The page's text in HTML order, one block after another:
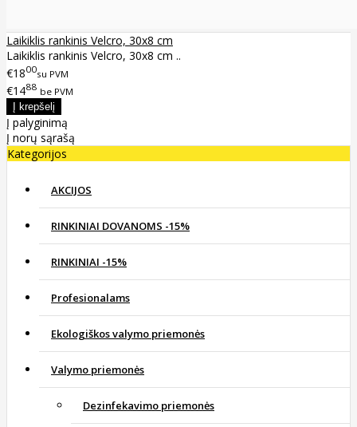
Laikiklis rankinis Velcro, 30x8 cm
Laikiklis rankinis Velcro, 30x8 cm ..
€1800su PVM
€1488 be PVM
Į palyginimą
Į norų sąrašą
Kategorijos
AKCIJOS
RINKINIAI DOVANOMS -15%
RINKINIAI -15%
Profesionalams
Ekologiškos valymo priemonės
Valymo priemonės
Dezinfekavimo priemonės